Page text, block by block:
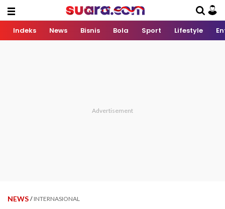
Indeks News Bisnis Bola Sport Lifestyle
NEWS / INTERNASIONAL